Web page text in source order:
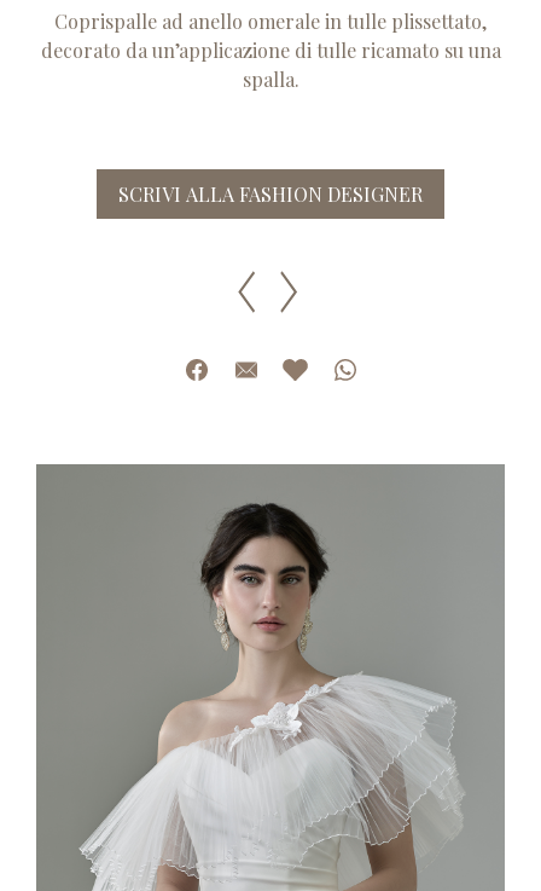
Coprispalle ad anello omerale in tulle plissettato,
decorato da un’applicazione di tulle ricamato su una
spalla.
SCRIVI ALLA FASHION DESIGNER